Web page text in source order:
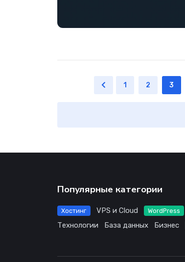
1 2 3
Популярные категории
Хостинг VPS и Cloud WordPress
Технологии База данных Бизнес